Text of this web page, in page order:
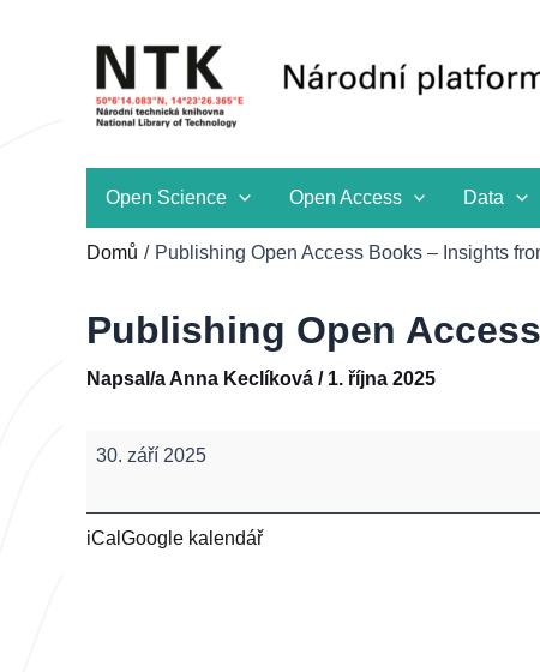
Open Science Open Access Data
Domů Publishing Open Access Books – Insights
Publishing Open
Napsal/a Anna Keclíková / 1. října 2025
Publishing
Books
30. září 2025
iCal Google kalendář